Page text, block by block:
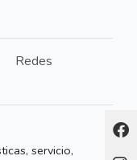
Redes
servicio,